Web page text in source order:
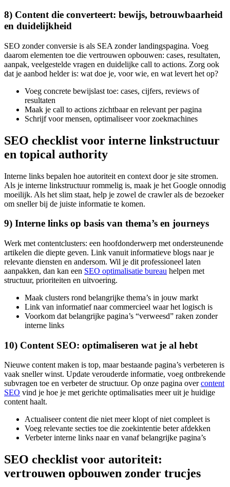
8) Content die converteert: bewijs, betrouwbaarheid
en duidelijkheid
SEO zonder conversie is als SEA zonder landingspagina. Voeg
daarom elementen toe die vertrouwen opbouwen: cases, resultaten,
aanpak, veelgestelde vragen en duidelijke call to actions. Zorg ook
dat je aanbod helder is: wat doe je, voor wie, en wat levert het op?
Voeg concrete bewijslast toe: cases, cijfers, reviews of
resultaten
Maak je call to actions zichtbaar en relevant per pagina
Schrijf voor mensen, optimaliseer voor zoekmachines
SEO checklist voor interne linkstructuur
en topical authority
Interne links bepalen hoe autoriteit en context door je site stromen.
Als je interne linkstructuur rommelig is, maak je het Google onnodig
moeilijk. Als het slim staat, help je zowel de crawler als de bezoeker
om sneller bij de juiste informatie te komen.
9) Interne links op basis van thema’s en journeys
Werk met contentclusters: een hoofdonderwerp met ondersteunende
artikelen die diepte geven. Link vanuit informatieve blogs naar je
relevante diensten en andersom. Wil je dit professioneel laten
aanpakken, dan kan een SEO optimalisatie bureau helpen met
structuur, prioriteiten en uitvoering.
Maak clusters rond belangrijke thema’s in jouw markt
Link van informatief naar commercieel waar het logisch is
Voorkom dat belangrijke pagina’s “verweesd” raken zonder
interne links
10) Content SEO: optimaliseren wat je al hebt
Nieuwe content maken is top, maar bestaande pagina’s verbeteren is
vaak sneller winst. Update verouderde informatie, voeg ontbrekende
subvragen toe en verbeter de structuur. Op onze pagina overcontent
SEO vind je hoe je met gerichte optimalisaties meer uit je huidige
content haalt.
Actualiseer content die niet meer klopt of niet compleet is
Voeg relevante secties toe die zoekintentie beter afdekken
Verbeter interne links naar en vanaf belangrijke pagina’s
SEO checklist voor autoriteit:
vertrouwen opbouwen zonder trucjes